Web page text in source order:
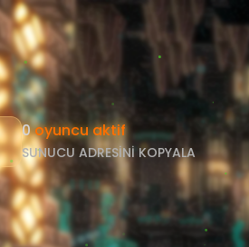
0oyuncu aktif
SUNUCU ADRESINI KOPYALA